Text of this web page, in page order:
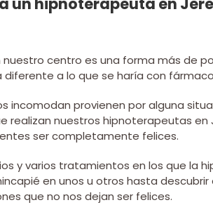
centro es una forma más de
a lo que se haría con
incomodan provienen por alguna
realizan nuestros hipnoterapeutas
ser completamente felices.
y varios tratamientos en los que la
en unos u otros hasta
que no nos dejan ser felices.